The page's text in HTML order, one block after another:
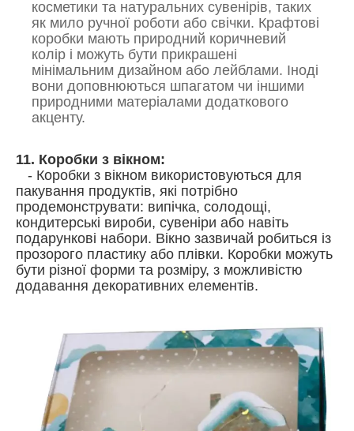
косметики та натуральних сувенірів, таких
як мило ручної роботи або свічки. Крафтові
коробки мають природний коричневий
колір і можуть бути прикрашені
мінімальним дизайном або лейблами. Іноді
вони доповнюються шпагатом чи іншими
природними матеріалами додаткового
акценту.
11. Коробки з вікном:
- Коробки з вікном використовуються для
пакування продуктів, які потрібно
продемонструвати: випічка, солодощі,
кондитерські вироби, сувеніри або навіть
подарункові набори. Вікно зазвичай робиться із
прозорого пластику або плівки. Коробки можуть
бути різної форми та розміру, з можливістю
додавання декоративних елементів.